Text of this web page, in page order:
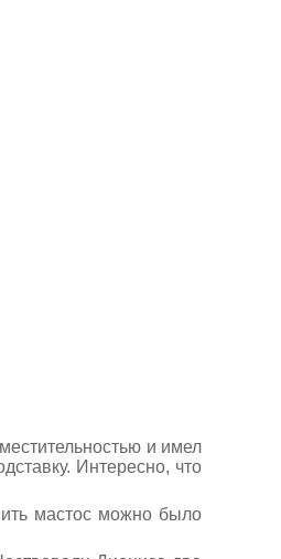
и имел
Интересно, что
мастос можно было